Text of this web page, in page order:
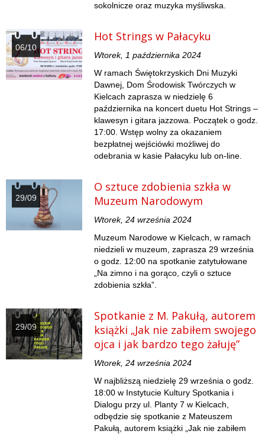
sokolnicze oraz muzyka myśliwska.
06/10
Hot Strings w Pałacyku
Wtorek, 1 października 2024
W ramach Świętokrzyskich Dni Muzyki
Dawnej, Dom Środowisk Twórczych w
Kielcach zaprasza w niedzielę 6
października na koncert duetu Hot Strings –
klawesyn i gitara jazzowa. Początek o godz.
17:00. Wstęp wolny za okazaniem
bezpłatnej wejściówki możliwej do
odebrania w kasie Pałacyku lub on-line.
29/09
O sztuce zdobienia szkła w
Muzeum Narodowym
Wtorek, 24 września 2024
Muzeum Narodowe w Kielcach, w ramach
niedzieli w muzeum, zaprasza 29 września
o godz. 12:00 na spotkanie zatytułowane
„Na zimno i na gorąco, czyli o sztuce
zdobienia szkła”.
29/09
Spotkanie z M. Pakułą, autorem
książki „Jak nie zabiłem swojego
ojca i jak bardzo tego żałuję”
Wtorek, 24 września 2024
W najbliższą niedzielę 29 września o godz.
18:00 w Instytucie Kultury Spotkania i
Dialogu przy ul. Planty 7 w Kielcach,
odbędzie się spotkanie z Mateuszem
Pakułą, autorem książki „Jak nie zabiłem